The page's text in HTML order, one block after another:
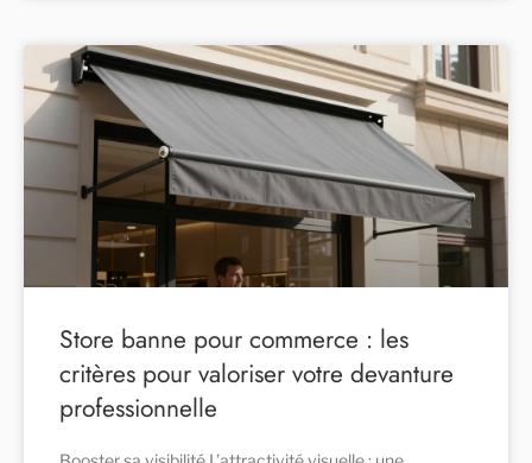
Store banne pour commerce : les
critères pour valoriser votre devanture
professionnelle